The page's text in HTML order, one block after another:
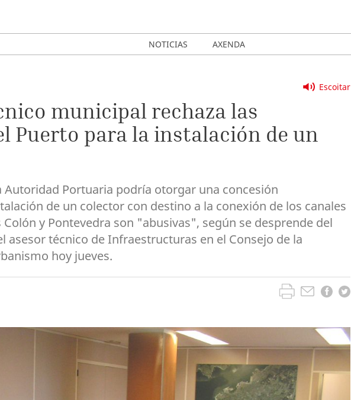
NOTICIAS AXENDA
Escoitar
municipal rechaza las
Puerto para la instalación de un
Autoridad Portuaria podría otorgar una concesión
de un colector con destino a la conexión de los canales
Colón y Pontevedra son "abusivas", según se desprende del
asesor técnico de Infraestructuras en el Consejo de la
hoy jueves.